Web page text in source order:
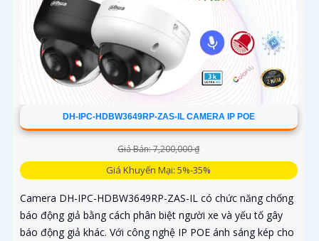
DH-IPC-HDBW3649RP-ZAS-IL CAMERA IP POE
Giá Bán: 7,200,000 ₫
Giá Khuyến Mại: 5%-35%
Camera DH-IPC-HDBW3649RP-ZAS-IL có chức năng chống
báo động giả bằng cách phân biệt người xe và yếu tố gây
báo động giả khác. Với công nghệ IP POE ánh sáng kép cho